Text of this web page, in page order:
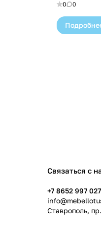
0 0
Связаться с
+7 8652 997 027
Ставрополь,